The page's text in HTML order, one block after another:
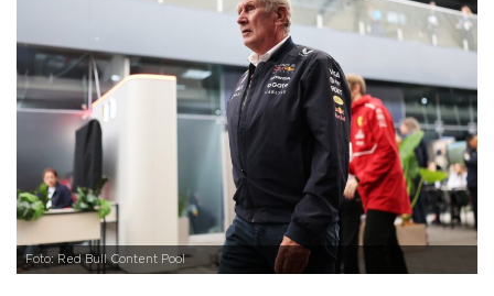
Foto: Red Bull Content Pool